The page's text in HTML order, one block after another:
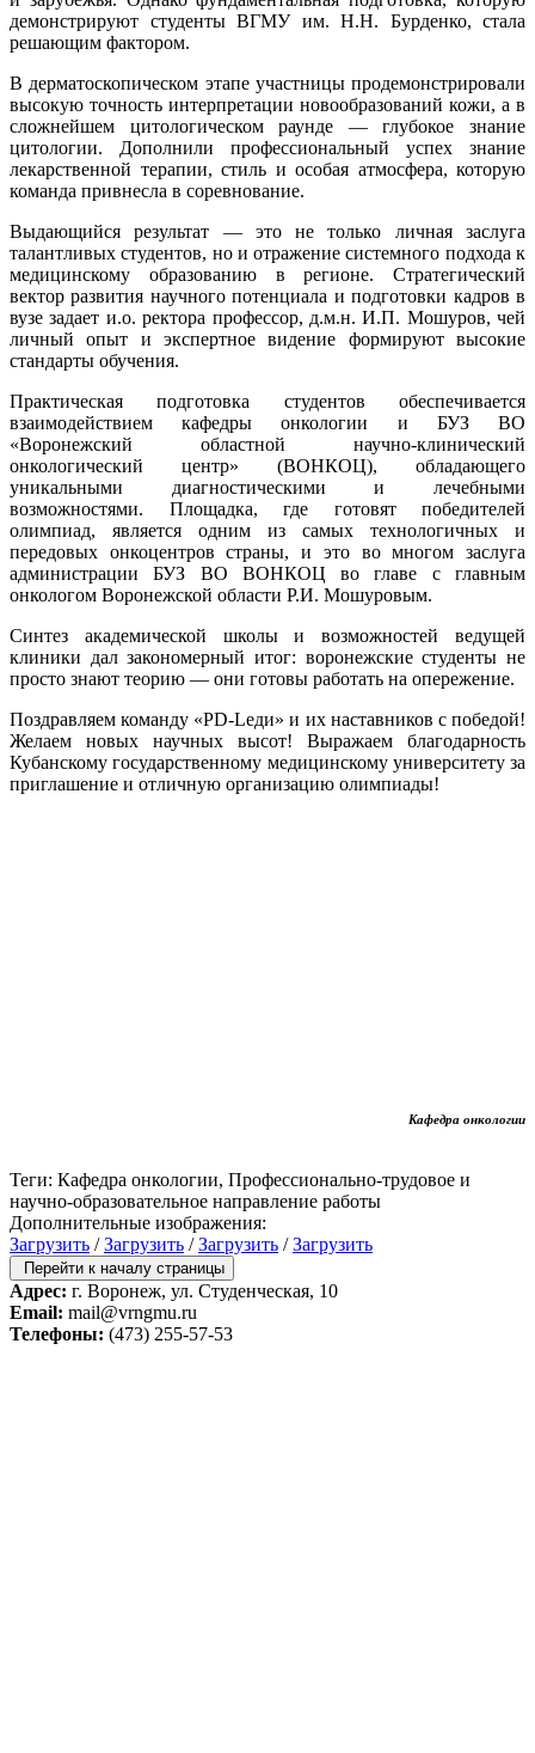
демонстрируют студенты ВГМУ им. Н.Н. Бурденко, стала
решающим фактором.
В дерматоскопическом этапе участницы продемонстрировали
высокую точность интерпретации новообразований кожи, а в
сложнейшем цитологическом раунде — глубокое знание
цитологии. Дополнили профессиональный успех знание
лекарственной терапии, стиль и особая атмосфера, которую
команда привнесла в соревнование.
Выдающийся результат — это не только личная заслуга
талантливых студентов, но и отражение системного подхода к
медицинскому образованию в регионе. Стратегический
вектор развития научного потенциала и подготовки кадров в
вузе задает и.о. ректора профессор, д.м.н. И.П. Мошуров, чей
личный опыт и экспертное видение формируют высокие
стандарты обучения.
Практическая подготовка студентов обеспечивается
взаимодействием кафедры онкологии и БУЗ ВО
«Воронежский областной научно-клинический
онкологический центр» (ВОНКОЦ), обладающего
уникальными диагностическими и лечебными
возможностями. Площадка, где готовят победителей
олимпиад, является одним из самых технологичных и
передовых онкоцентров страны, и это во многом заслуга
администрации БУЗ ВО ВОНКОЦ во главе с главным
онкологом Воронежской области Р.И. Мошуровым.
Синтез академической школы и возможностей ведущей
клиники дал закономерный итог: воронежские студенты не
просто знают теорию — они готовы работать на опережение.
Поздравляем команду «PD-Lеди» и их наставников с победой!
Желаем новых научных высот! Выражаем благодарность
Кубанскому государственному медицинскому университету за
приглашение и отличную организацию олимпиады!
Кафедра онкологии
Теги: Кафедра онкологии, Профессионально-трудовое и
научно-образовательное направление работы
Дополнительные изображения:
Загрузить /Загрузить /Загрузить /Загрузить
Перейти к началу страницы
Адрес: г. Воронеж, ул. Студенческая, 10
Email: mail@vrngmu.ru
Телефоны: (473) 255-57-53